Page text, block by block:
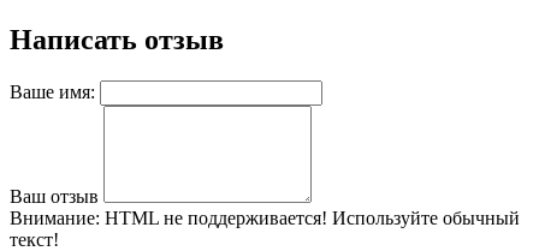
Написать отзыв
Ваше имя:
Ваш отзыв
Внимание: HTML не поддерживается! Используйте обычный
текст!